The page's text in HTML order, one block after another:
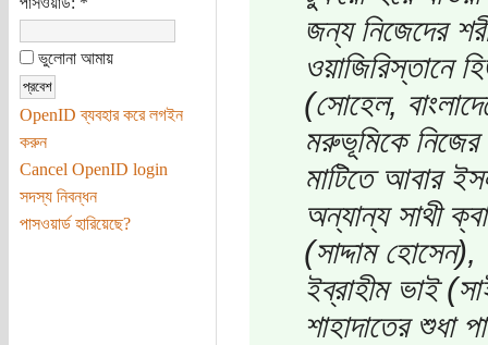
ভুলোনা আমায়
OpenID ব্যবহার করে লগইন
করুন
Cancel OpenID login
সদস্য নিবন্ধন
পাসওয়ার্ড হারিয়েছে?
জন্য নিজেদের
ওয়াজিরিস্তানে
(সোহেল,
মরুভূমিকে নিজের
মাটিতে আবার
অন্যান্য সাথী
(সাদ্দাম
ইব্রাহীম ভাই
শাহাদাতের শুধা